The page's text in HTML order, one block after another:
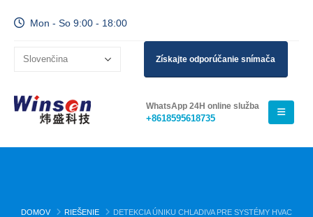
Mon - So 9:00 - 18:00
Získajte odporúčanie snímača
WhatsApp 24H online služba
+8618595618735
DOMOV RIEŠENIE DETEKCIA ÚNIKU CHLADIVA PRE SYSTÉMY HVAC